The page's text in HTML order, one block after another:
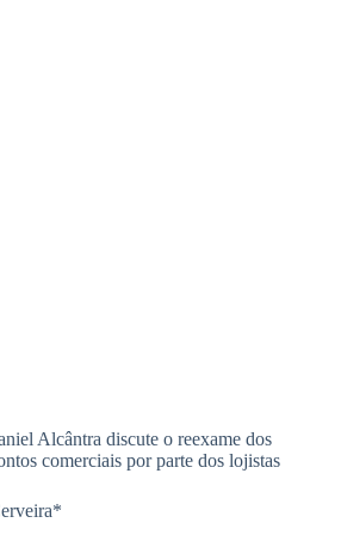
Alcântra discute o reexame dos
comerciais por parte dos lojistas